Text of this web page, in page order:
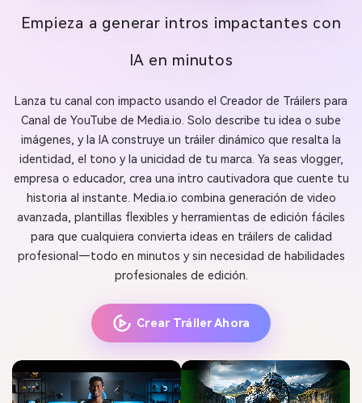
Empieza a generar intros impactantes con
IA en minutos
Lanza tu canal con impacto usando el Creador de Tráilers para
Canal de YouTube de Media.io. Solo describe tu idea o sube
imágenes, y la IA construye un tráiler dinámico que resalta la
identidad, el tono y la unicidad de tu marca. Ya seas vlogger,
empresa o educador, crea una intro cautivadora que cuente tu
historia al instante. Media.io combina generación de video
avanzada, plantillas flexibles y herramientas de edición fáciles
para que cualquiera convierta ideas en tráilers de calidad
profesional—todo en minutos y sin necesidad de habilidades
profesionales de edición.
Crear Tráiler Ahora